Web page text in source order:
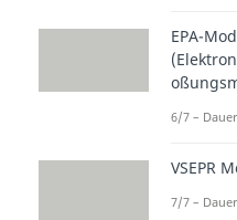
die
Beim
EPA-
6/7 –
VSEPR
7/7 –